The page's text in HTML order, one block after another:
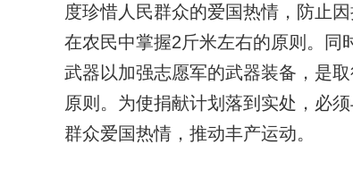
度珍惜人民群众的爱国热情，防止
在农民中掌握2斤米左右的原则。同
武器以加强志愿军的武器装备，是
原则。为使捐献计划落到实处，必
群众爱国热情，推动丰产运动。